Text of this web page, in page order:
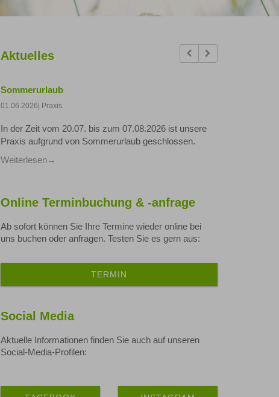
Aktuelles Previous
Sommerurlaub
01.06.2026 | Praxis
In der Zeit vom 20.07. bis zum 07.08.2026 ist unsere
Praxis aufgrund von Sommerurlaub geschlossen.
Weiterlesen
Online Terminbuchung & -anfrage
Ab sofort können Sie Ihre Termine wieder online bei
uns buchen oder anfragen. Testen Sie es gern aus:
TERMIN
Social Media
Aktuelle Informationen finden Sie auch auf unseren
Social-Media-Profilen: